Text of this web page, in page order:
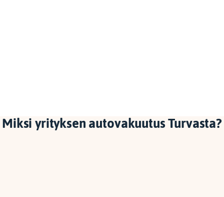
Miksi yrityksen autovakuutus Turvasta?